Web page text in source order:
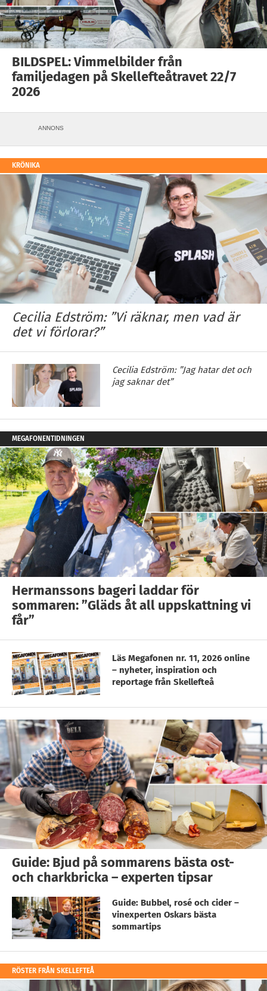
BILDSPEL: Vimmelbilder från
familjedagen på Skellefteåtravet 22/7
2026
ANNONS
KRÖNIKA
Cecilia Edström: ”Vi räknar, men vad är
det vi förlorar?”
Cecilia Edström: ”Jag hatar det och
jag saknar det”
MEGAFONENTIDNINGEN
Hermanssons bageri laddar för
sommaren: ”Gläds åt all uppskattning vi
får”
Läs Megafonen nr. 11, 2026 online
– nyheter, inspiration och
reportage från Skellefteå
Guide: Bjud på sommarens bästa ost-
och charkbricka – experten tipsar
Guide: Bubbel, rosé och cider –
vinexperten Oskars bästa
sommartips
RÖSTER FRÅN SKELLEFTEÅ